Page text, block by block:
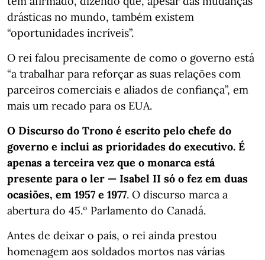
drásticas no mundo, também existem
“oportunidades incríveis”.
O rei falou precisamente de como o governo está
“a trabalhar para reforçar as suas relações com
parceiros comerciais e aliados de confiança”, em
mais um recado para os EUA.
O Discurso do Trono é escrito pelo chefe do
governo e inclui as prioridades do executivo. É
apenas a terceira vez que o monarca está
presente para o ler — Isabel II só o fez em duas
ocasiões, em 1957 e 1977. O discurso marca a
abertura do 45.º Parlamento do Canadá.
Antes de deixar o país, o rei ainda prestou
homenagem aos soldados mortos nas várias